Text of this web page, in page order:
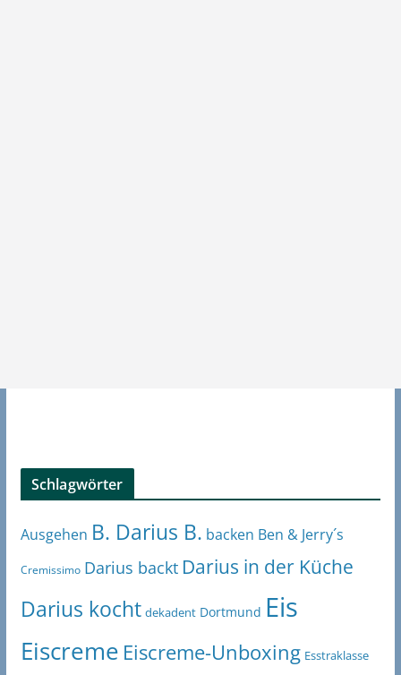
Schlagwörter
Ausgehen B. Darius B. backen Ben & Jerry´s
Cremissimo Darius backt Darius in der Küche
Darius kocht dekadent Dortmund Eis
Eiscreme Eiscreme-Unboxing Esstraklasse